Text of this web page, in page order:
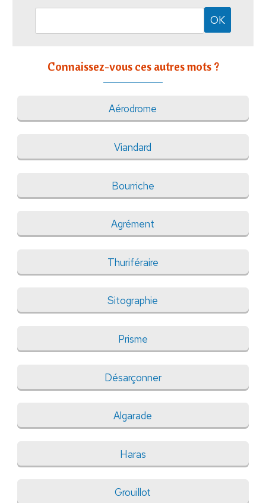
Connaissez-vous ces autres mots ?
Aérodrome
Viandard
Bourriche
Agrément
Thuriféraire
Sitographie
Prisme
Désarçonner
Algarade
Haras
Grouillot